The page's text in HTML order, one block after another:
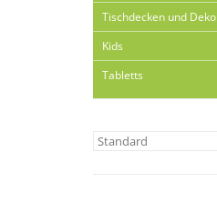
Tischdecken und Deko
Kids
Tabletts